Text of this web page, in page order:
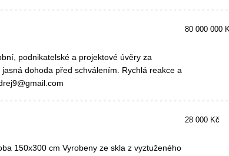
podnikatelské a projektové úvěry za
dohoda před schválením. Rychlá reakce a
80 000 000
150x300 cm Vyrobeny ze skla z vyztuženého
28 000 Kč